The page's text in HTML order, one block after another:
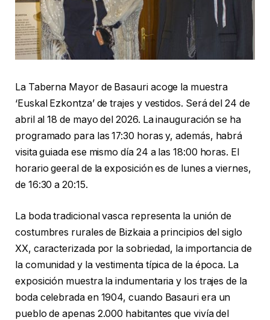
La Taberna Mayor de Basauri acoge la muestra
‘Euskal Ezkontza’ de trajes y vestidos. Será del 24 de
abril al 18 de mayo del 2026. La inauguración se ha
programado para las 17:30 horas y, además, habrá
visita guiada ese mismo día 24 a las 18:00 horas. El
horario geeral de la exposición es de lunes a viernes,
de 16:30 a 20:15.
La boda tradicional vasca representa la unión de
costumbres rurales de Bizkaia a principios del siglo
XX, caracterizada por la sobriedad, la importancia de
la comunidad y la vestimenta típica de la época. La
exposición muestra la indumentaria y los trajes de la
boda celebrada en 1904, cuando Basauri era un
pueblo de apenas 2.000 habitantes que vivía del